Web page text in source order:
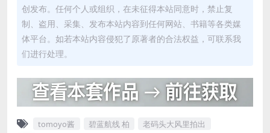
创发布。任何个人或组织，在未征得本站同意时，禁止复
制、盗用、采集、发布本站内容到任何网站、书籍等各类媒
体平台。如若本站内容侵犯了原著者的合法权益，可联系我
们进行处理。
tomoyo酱 碧蓝航线 柏 老码头大风里拍出